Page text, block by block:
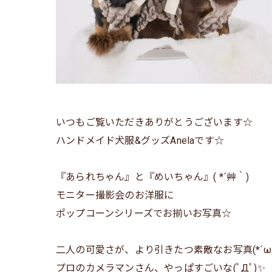
いつもご覧いただきありがとうございます☆
ハンドメイド犬服&グッズAnelaです☆
『あられちゃん』と『めいちゃん』( *´艸｀)
モニター撮影会のお洋服に
ポップコーンシリーズでお揃いお写真☆
二人の可愛さが、より引きたつ素敵なお写真
プロのカメラマンさん、やっぱすごいな(ﾟДﾟ)✨